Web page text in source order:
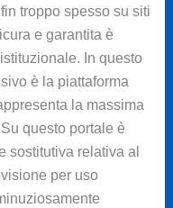
troppo spesso su siti
e garantita è
In questo
è la piattaforma
la massima
questo portale è
sostitutiva relativa al
per uso